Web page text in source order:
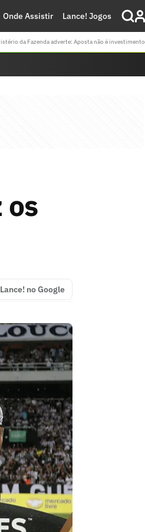
Onde Assistir Lance! Jogos
da Fazenda adverte: Aposta não é investimento
os
no Google